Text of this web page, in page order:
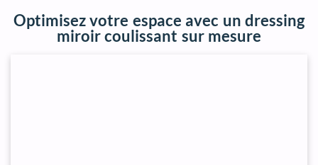
Optimisez votre espace avec un dressing
miroir coulissant sur mesure